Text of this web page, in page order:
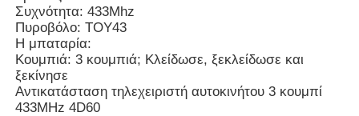
Συχνότητα: 433Mhz
Πυροβόλο: TOY43
Η μπαταρία:
Κουμπιά: 3 κουμπιά; Κλείδωσε, ξεκλείδωσε και
ξεκίνησε
Αντικατάσταση τηλεχειριστή αυτοκινήτου 3 κουμπί
433MHz 4D60